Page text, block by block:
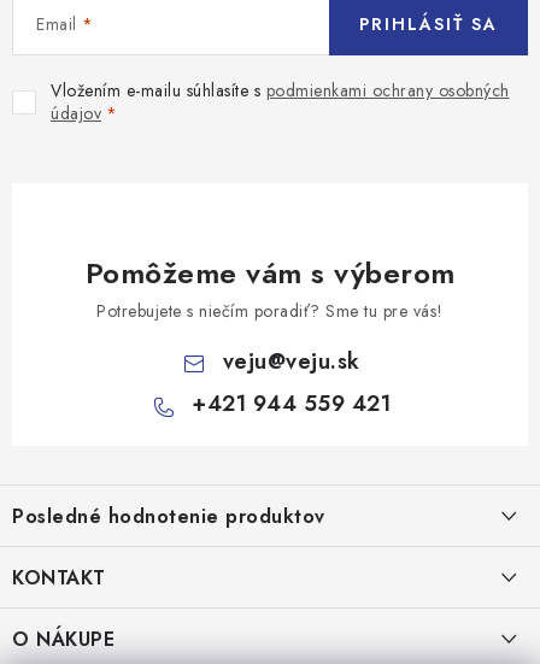
Email
Vložením e-mailu súhlasíte s podmienkami ochrany osobných
údajov
PRIHLÁSIŤ SA
Pomôžeme vám s výberom
Potrebujete s niečím poradiť? Sme tu pre vás!
veju@veju.sk
+421 944 559 421
p
ä
Posledné hodnotenie produktov
KONTAKT
VEJU s.r.o.
Janka Kráľa 1059/82
O NÁKUPE